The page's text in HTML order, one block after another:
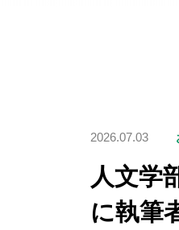
2026.07.03
人文学
に執筆